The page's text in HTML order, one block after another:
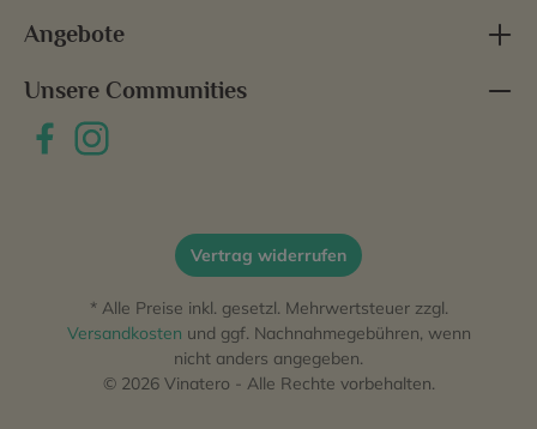
Angebote
Unsere Communities
Vertrag widerrufen
* Alle Preise inkl. gesetzl. Mehrwertsteuer zzgl.
Versandkosten und ggf. Nachnahmegebühren, wenn
nicht anders angegeben.
© 2026 Vinatero - Alle Rechte vorbehalten.